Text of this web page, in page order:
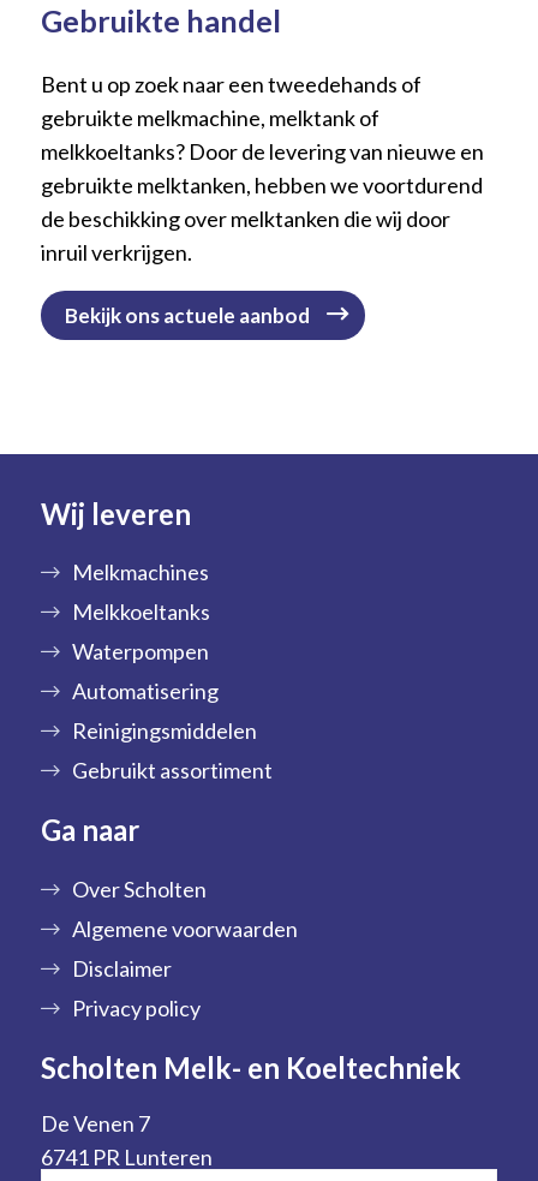
Gebruikte handel
Bent u op zoek naar een tweedehands of
gebruikte melkmachine, melktank of
melkkoeltanks? Door de levering van nieuwe en
gebruikte melktanken, hebben we voortdurend
de beschikking over melktanken die wij door
inruil verkrijgen.
Bekijk ons actuele aanbod
Wij leveren
Melkmachines
Melkkoeltanks
Waterpompen
Automatisering
Reinigingsmiddelen
Gebruikt assortiment
Ga naar
Over Scholten
Algemene voorwaarden
Disclaimer
Privacy policy
Scholten Melk- en Koeltechniek
De Venen 7
6741 PR Lunteren